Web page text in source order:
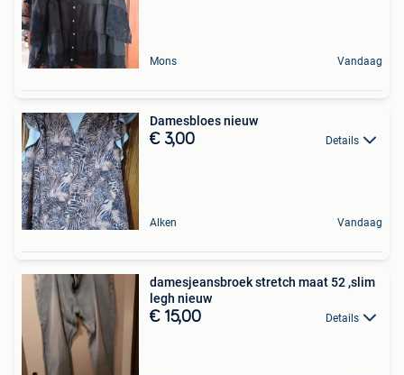
Mons Vandaag
Damesbloes nieuw
€ 3,00 Details
Alken Vandaag
damesjeansbroek stretch maat 52 ,slim
legh nieuw
€ 15,00 Details